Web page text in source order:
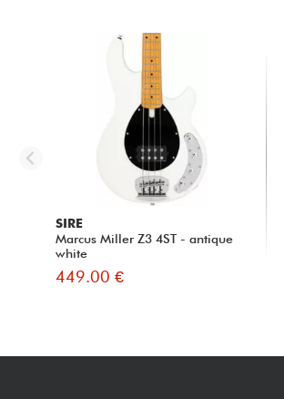
SIRE
Marcus Miller Z3 4ST - antique
white
449.00 €